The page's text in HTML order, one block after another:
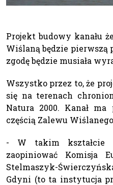
Projekt budowy kanału
Wiślaną będzie pierwszą
zgodę będzie musiała
Wszystko przez to, że
się na terenach
Natura 2000. Kanał ma
częścią Zalewu
- W takim kształcie
zaopiniować Komisja
Stelmaszyk-
Gdyni (to ta instytucja